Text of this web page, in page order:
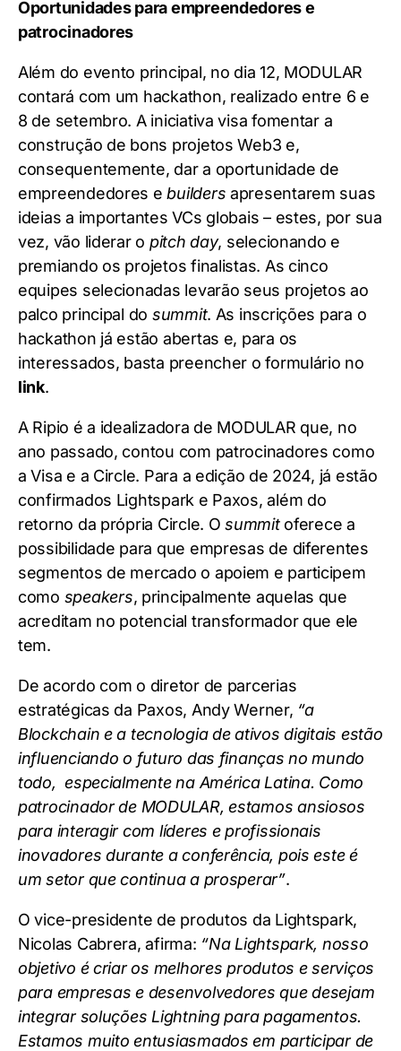
Oportunidades para empreendedores e
patrocinadores
Além do evento principal, no dia 12, MODULAR
contará com um hackathon, realizado entre 6 e
8 de setembro. A iniciativa visa fomentar a
construção de bons projetos Web3 e,
consequentemente, dar a oportunidade de
empreendedores ebuilders apresentarem suas
ideias a importantes VCs globais – estes, por sua
vez, vão liderar o pitch day, selecionando e
premiando os projetos finalistas. As cinco
equipes selecionadas levarão seus projetos ao
palco principal do summit. As inscrições para o
hackathon já estão abertas e, para os
interessados, basta preencher o formulário no
link.
A Ripio é a idealizadora de MODULAR que, no
ano passado, contou com patrocinadores como
a Visa e a Circle. Para a edição de 2024, já estão
confirmados Lightspark e Paxos, além do
retorno da própria Circle. Osummit oferece a
possibilidade para que empresas de diferentes
segmentos de mercado o apoiem e participem
como speakers, principalmente aquelas que
acreditam no potencial transformador que ele
tem.
De acordo com o diretor de parcerias
estratégicas da Paxos, Andy Werner, “a
Blockchain e a tecnologia de ativos digitais estão
influenciando o futuro das finanças no mundo
todo, especialmente na América Latina. Como
patrocinador de MODULAR, estamos ansiosos
para interagir com líderes e profissionais
inovadores durante a conferência, pois este é
um setor que continua a prosperar”.
O vice-presidente de produtos da Lightspark,
Nicolas Cabrera, afirma: “Na Lightspark, nosso
objetivo é criar os melhores produtos e serviços
para empresas e desenvolvedores que desejam
integrar soluções Lightning para pagamentos.
Estamos muito entusiasmados em participar de